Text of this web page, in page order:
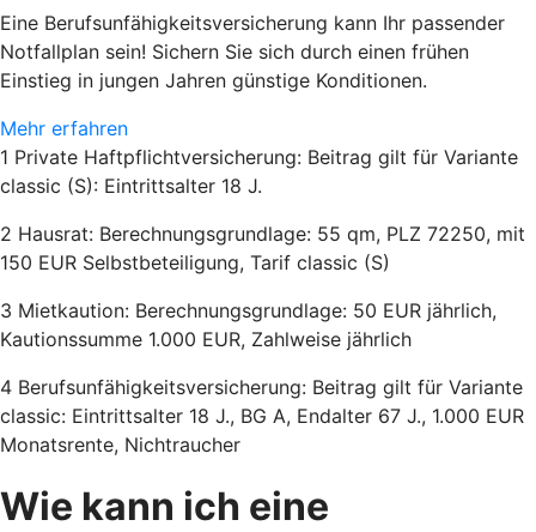
Eine Berufsunfähigkeitsversicherung kann Ihr passender
Notfallplan sein! Sichern Sie sich durch einen frühen
Einstieg in jungen Jahren günstige Konditionen.
Mehr erfahren
1 Private Haftpflichtversicherung: Beitrag gilt für Variante
classic (S): Eintrittsalter 18 J.
2 Hausrat: Berechnungsgrundlage: 55 qm, PLZ 72250, mit
150 EUR Selbstbeteiligung, Tarif classic (S)
3 Mietkaution: Berechnungsgrundlage: 50 EUR jährlich,
Kautionssumme 1.000 EUR, Zahlweise jährlich
4 Berufsunfähigkeitsversicherung: Beitrag gilt für Variante
classic: Eintrittsalter 18 J., BG A, Endalter 67 J., 1.000 EUR
Monatsrente, Nichtraucher
Wie kann ich eine